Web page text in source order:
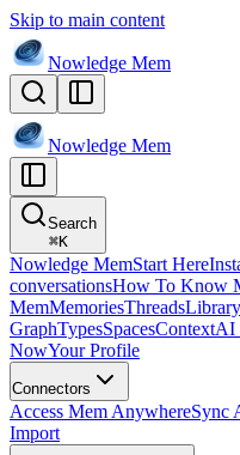
Skip to main content
Nowledge Mem
Nowledge Mem
Search
⌘K
Nowledge MemStart Here
conversationsHow To Know
MemMemoriesThreadsLibrary
GraphTypesSpacesContextAI
NowYour Profile
Connectors
Access Mem AnywhereSync
Import